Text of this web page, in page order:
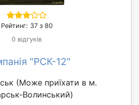
Рейтинг: 37 з 80
0 відгуків
"РСК-12"
(Може приїхати в м.
Волинський)